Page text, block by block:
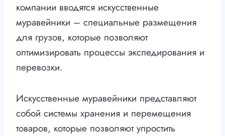
компании вводятся искусственные
муравейники – специальные размещения
для грузов, которые позволяют
оптимизировать процессы экспедирования и
перевозки.
Искусственные муравейники представляют
собой системы хранения и перемещения
товаров, которые позволяют упростить